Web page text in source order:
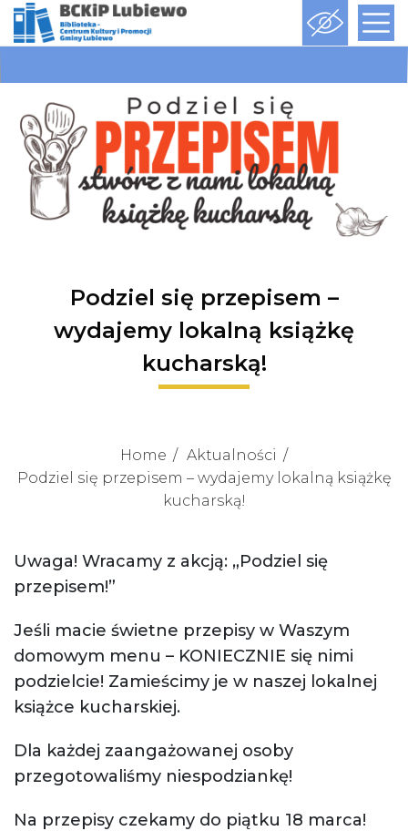
Podziel się przepisem –
wydajemy lokalną książkę
kucharską!
Home
Aktualności
Podziel się przepisem – wydajemy lokalną książkę
kucharską!
Uwaga! Wracamy z akcją: „Podziel się
przepisem!”
Jeśli macie świetne przepisy w Waszym
domowym menu – KONIECZNIE się nimi
podzielcie! Zamieścimy je w naszej lokalnej
książce kucharskiej.
Dla każdej zaangażowanej osoby
przegotowaliśmy niespodziankę!
Na przepisy czekamy do piątku 18 marca!